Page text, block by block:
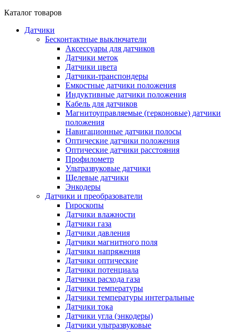
Каталог товаров
Датчики
Бесконтактные выключатели
Аксессуары для датчиков
Датчики меток
Датчики цвета
Датчики-транспондеры
Емкостные датчики положения
Индуктивные датчики положения
Кабель для датчиков
Магнитоуправляемые (герконовые) датчики
положения
Навигационные датчики полосы
Оптические датчики положения
Оптические датчики расстояния
Профилометр
Ультразвуковые датчики
Щелевые датчики
Энкодеры
Датчики и преобразователи
Гироскопы
Датчики влажности
Датчики газа
Датчики давления
Датчики магнитного поля
Датчики напряжения
Датчики оптические
Датчики потенциала
Датчики расхода газа
Датчики температуры
Датчики температуры интегральные
Датчики тока
Датчики угла (энкодеры)
Датчики ультразвуковые